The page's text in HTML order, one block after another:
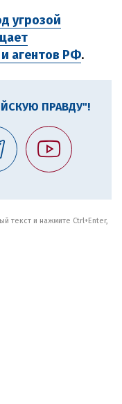
угрозой
агентов РФ.
ПРАВДУ"!
текст и нажмите Ctrl+Enter,